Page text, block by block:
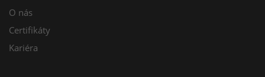
O nás
Certifikáty
Kariéra